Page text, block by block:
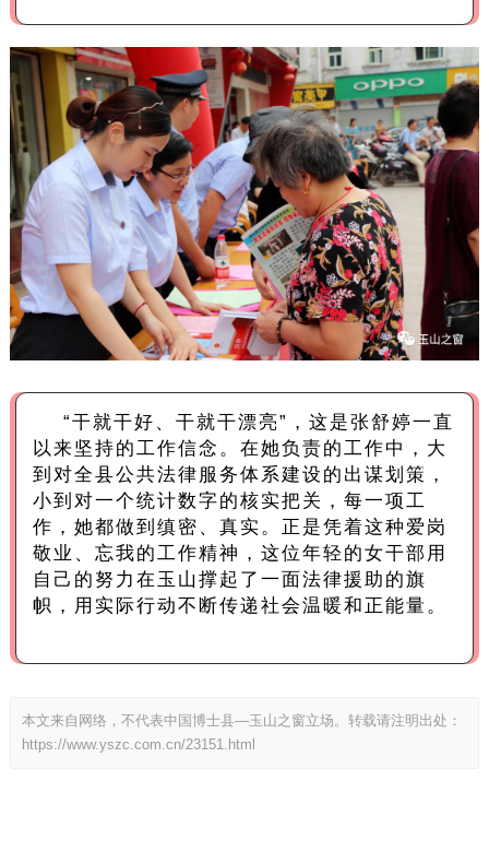
“干就干好、干就干漂亮”，这是张舒婷一直
以来坚持的工作信念。在她负责的工作中，大
到对全县公共法律服务体系建设的出谋划策，
小到对一个统计数字的核实把关，每一项工
作，她都做到缜密、真实。正是凭着这种爱岗
敬业、忘我的工作精神，这位年轻的女干部用
自己的努力在玉山撑起了一面法律援助的旗
帜，用实际行动不断传递社会温暖和正能量。
本文来自网络，不代表中国博士县—玉山之窗立场。转载请注明出处：
https://www.yszc.com.cn/23151.html